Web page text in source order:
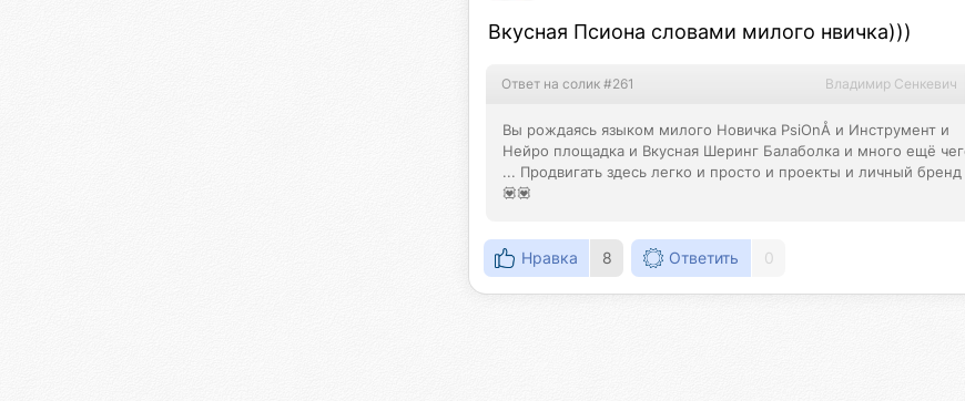
Вкусная Псиона словами милого нвичка)))
Ответ на солик #261 Владимир Сенкевич
Вы рождаясь языком милого Новичка PsiOnÅ и Инструмент и
Нейро площадка и Вкусная Шеринг Балаболка и много ещё
... Продвигать здесь легко и просто и проекты и личный бренд
💟💟
Нравка 8 Ответить 0